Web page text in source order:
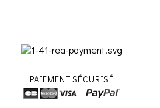
PAIEMENT SÉCURISÉ